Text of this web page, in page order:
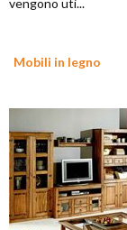
vengono uti...
Mobili in legno